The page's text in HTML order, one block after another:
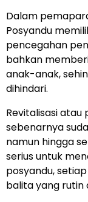
Dalam
Posyandu
pencegahan
bahkan
anak-anak,
dihindari.
Revitalisasi
sebenarnya
namun hingga
serius untuk
posyandu,
balita yang rutin